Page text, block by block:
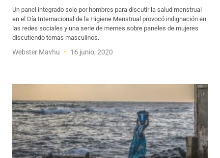
Un panel integrado solo por hombres para discutir la salud menstrual
en el Día Internacional de la Higiene Menstrual provocó indignación en
las redes sociales y una serie de memes sobre paneles de mujeres
discutiendo temas masculinos.
Webster Mavhu 16 junio, 2020